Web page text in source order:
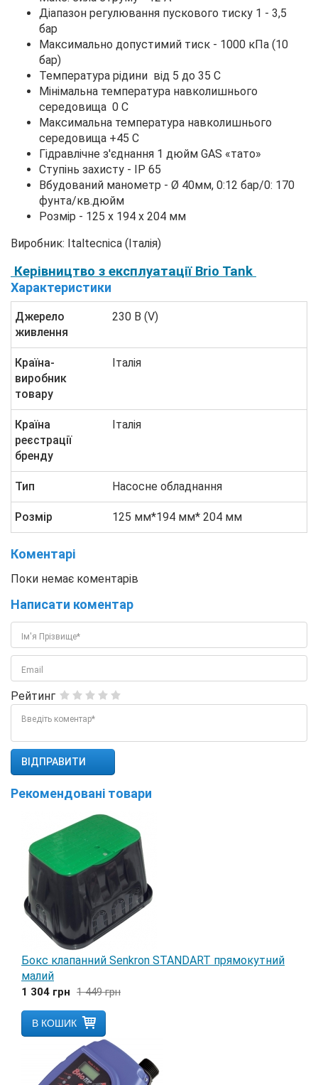
Діапазон регулювання пускового тиску 1 - 3,5
бар
Максимально допустимий тиск - 1000 кПа (10
бар)
Температура рідини від 5 до 35 С
Мінімальна температура навколишнього
середовища 0 С
Максимальна температура навколишнього
середовища +45 С
Гідравлічне з'єднання 1 дюйм GAS «тато»
Ступінь захисту - ІР 65
Вбудований манометр - Ø 40мм, 0:12 бар/0: 170
фунта/кв.дюйм
Розмір - 125 х 194 х 204 мм
Виробник: Italtecnica (Італія)
Керівництво з експлуатації Brio Tank
Характеристики
Джерело
живлення
230 В (V)
Країна-
виробник
товару
Італія
Країна
реєстрації
бренду
Італія
Тип Насосне обладнання
Розмір 125 мм*194 мм* 204 мм
Коментарі
Поки немає коментарів
Написати коментар
Ім'я Прізвище*
Email
Рейтинг
Введіть коментар*
Рекомендовані товари
Бокс клапанний Senkron STANDART прямокутний
малий
1 304 грн 1 449 грн
В КОШИК